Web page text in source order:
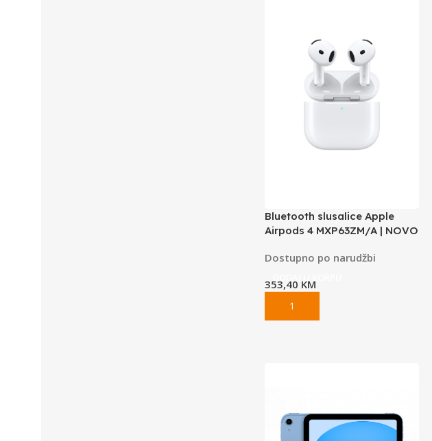
Bluetooth slusalice Apple
Airpods 4 MXP63ZM/A | NOVO
Dostupno po narudžbi
353,40 KM